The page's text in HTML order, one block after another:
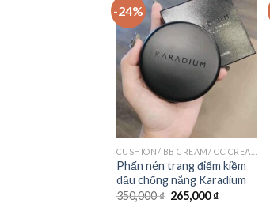
-24%
Add to
Wishlist
Phấn nén trang điểm kiềm
dầu chống nắng Karadium
350,000₫ 265,000₫